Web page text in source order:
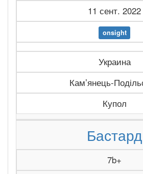
11 сент. 2022
onsight
Украина
Камʼянець-
Купол
Бастард
7b+